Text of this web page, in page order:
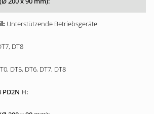
Unterstützende Betriebsgeräte
DT8
DT5, DT6, DT7, DT8